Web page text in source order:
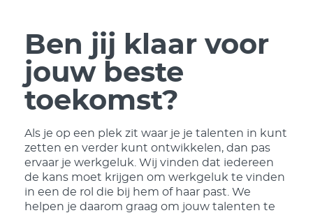
Ben jij klaar voor
jouw beste
toekomst?
Als je op een plek zit waar je je talenten in kunt
zetten en verder kunt ontwikkelen, dan pas
ervaar je werkgeluk. Wij vinden dat iedereen
de kans moet krijgen om werkgeluk te vinden
in een de rol die bij hem of haar past. We
helpen je daarom graag om jouw talenten te